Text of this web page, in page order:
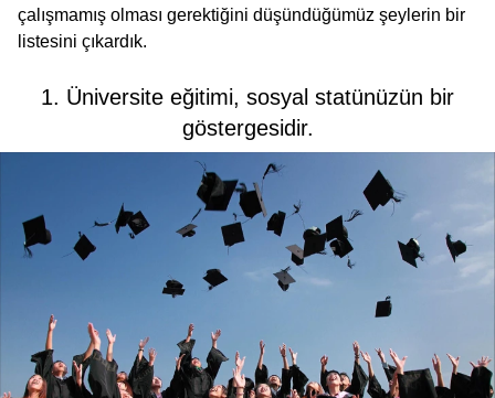
çalışmamış olması gerektiğini düşündüğümüz şeylerin bir
listesini çıkardık.
1. Üniversite eğitimi, sosyal statünüzün bir
göstergesidir.